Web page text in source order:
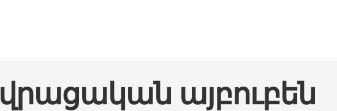
վրացական այբուբեն